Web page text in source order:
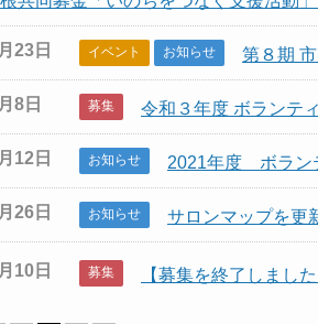
23日 イベント お知らせ 第８期
8日 募集 令和３年度 ボランテ
12日 お知らせ 2021年度 ボラン
26日 お知らせ サロンマップを更
10日 募集 【募集を終了しまし